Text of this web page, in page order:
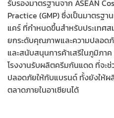
รับรองมาตรฐานจาก ASEAN
Practice (GMP) ซึ่งเป็นมาตรฐ
แคร์ ที่กำหนดขึ้นสำหรับประเทศส
ยกระดับคุณภาพและความปลอด
และสนับสนุนการค้าเสรีในภูมิภา
โรงงานรับผลิตครีมกันแดด ที่จะช่
ปลอดภัยให้กับแบรนด์ ทั้งยังให้
ตลาดภายในอาเซียนได้